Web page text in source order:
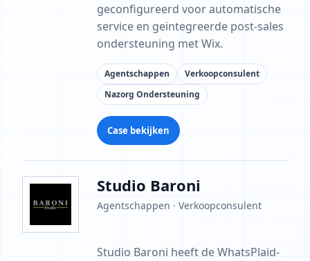
geconfigureerd voor automatische
service en geïntegreerde post-sales
ondersteuning met Wix.
Agentschappen
Verkoopconsulent
Nazorg Ondersteuning
Case bekijken
Studio Baroni
Agentschappen · Verkoopconsulent
Studio Baroni heeft de WhatsPlaid-